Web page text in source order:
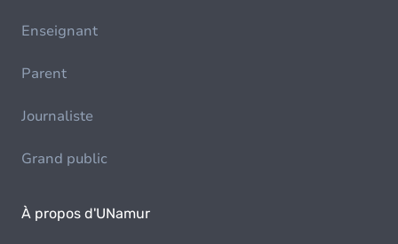
Enseignant
Parent
Journaliste
Grand public
À propos d'UNamur